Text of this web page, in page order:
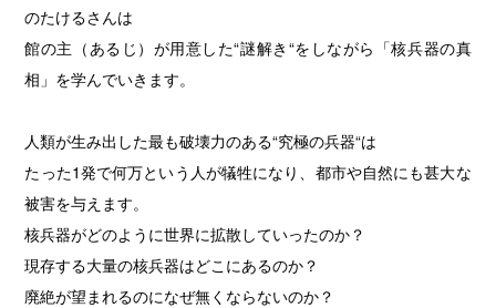
のたけるさんは
館の主（あるじ）が用意した“謎解き“をしながら「核兵器の真
相」を学んでいきます。
人類が生み出した最も破壊力のある“究極の兵器“は
たった1発で何万という人が犠牲になり、都市や自然にも甚大な
被害を与えます。
核兵器がどのように世界に拡散していったのか？
現存する大量の核兵器はどこにあるのか？
廃絶が望まれるのになぜ無くならないのか？